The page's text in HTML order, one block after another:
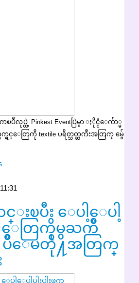
ကၿပဳလုပ္တဲ့ Pinkest Eventပြဲမွာ ႏိုင္ငံေက်ာ္မ
ရွင္ေတြကို textile ပရိတ္သတ္ႀကီးအတြက္ မွ်ေ
င္းၿပီး ေပါ့ေပါ့
ရွင္ေတြကိုမွႀကိဳ
ပ်ဳိေမတို႔အတြက္